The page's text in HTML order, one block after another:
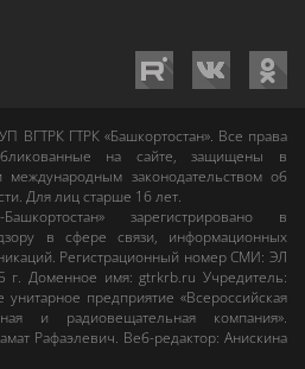
ВГТРК ГТРК «Башкортостан». Все права
на сайте, защищены в
международным законодательством об
Для лиц старше 16 лет.
зарегистрировано в
в сфере связи, информационных
Регистрационный номер СМИ: ЭЛ
г. Доменное имя:gtrkrb.ru Учредитель:
предприятие «Всероссийская
и радиовещательная компания».
Рафаэлевич. Веб-редактор:Анискина